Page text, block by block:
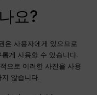
요?
은 사용자에게 있으므로
게 사용할 수 있습니다.
으로 이러한 사진을 사용
않습니다.